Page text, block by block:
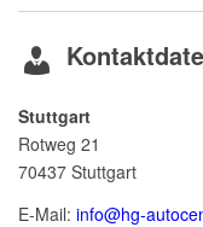
Stuttgart
Rotweg 21
70437 Stuttgart
E-Mail: info@hg-